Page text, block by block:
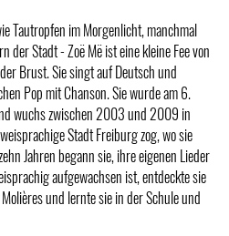
Tautropfen im Morgenlicht, manchmal
der Stadt - Zoë Më ist eine kleine Fee von
Brust. Sie singt auf Deutsch und
Pop mit Chanson. Sie wurde am 6.
wuchs zwischen 2003 und 2009 in
Stadt Freiburg zog, wo sie
Jahren begann sie, ihre eigenen Lieder
aufgewachsen ist, entdeckte sie
und lernte sie in der Schule und